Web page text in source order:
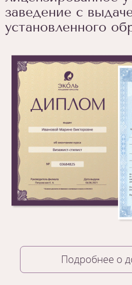
заведение с
установленного
Подробнее о